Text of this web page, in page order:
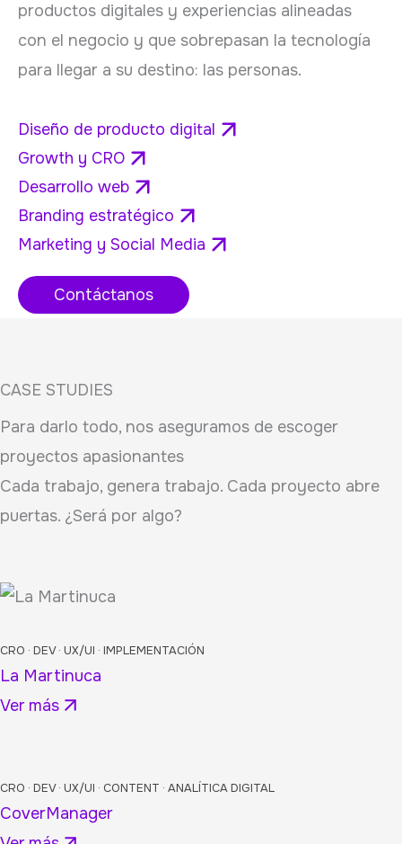
productos digitales y experiencias alineadas
con el negocio y que sobrepasan la tecnología
para llegar a su destino: las personas.
Diseño de producto digital
Growth y CRO
Desarrollo web
Branding estratégico
Marketing y Social Media
Contáctanos
CASE STUDIES
Para darlo todo, nos aseguramos de escoger
proyectos apasionantes
Cada trabajo, genera trabajo. Cada proyecto abre
puertas. ¿Será por algo?
CRO · DEV · UX/UI · IMPLEMENTACIÓN
La Martinuca
Ver más
CRO · DEV · UX/UI · CONTENT · ANALÍTICA DIGITAL
CoverManager